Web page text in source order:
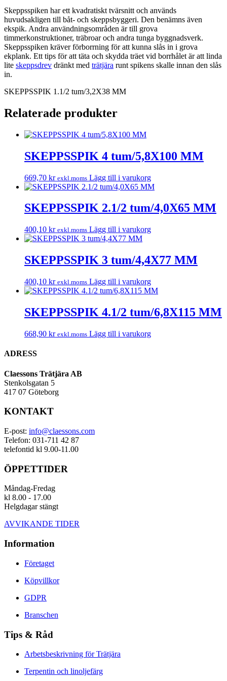
Skeppsspiken har ett kvadratiskt tvärsnitt och används
huvudsakligen till båt- och skeppsbyggeri. Den benämns även
ekspik. Andra användningsområden är till grova
timmerkonstruktioner, träbroar och andra tunga byggnadsverk.
Skeppsspiken kräver förborrning för att kunna slås in i grova
ekplank. Ett tips för att täta och skydda träet vid borrhålet är att linda
lite skeppsdrev dränkt med trätjära runt spikens skalle innan den slås
in.
SKEPPSSPIK 1.1/2 tum/3,2X38 MM
Relaterade produkter
SKEPPSSPIK 4 tum/5,8X100 MM
669,70 kr exkl.moms Lägg till i varukorg
SKEPPSSPIK 2.1/2 tum/4,0X65 MM
400,10 kr exkl.moms Lägg till i varukorg
SKEPPSSPIK 3 tum/4,4X77 MM
400,10 kr exkl.moms Lägg till i varukorg
SKEPPSSPIK 4.1/2 tum/6,8X115 MM
668,90 kr exkl.moms Lägg till i varukorg
ADRESS
Claessons Trätjära AB
Stenkolsgatan 5
417 07 Göteborg
KONTAKT
E-post: info@claessons.com
Telefon: 031-711 42 87
telefontid kl 9.00-11.00
ÖPPETTIDER
Måndag-Fredag
kl 8.00 - 17.00
Helgdagar stängt
AVVIKANDE TIDER
Information
Företaget
Köpvillkor
GDPR
Branschen
Tips & Råd
Arbetsbeskrivning för Trätjära
Terpentin och linoljefärg